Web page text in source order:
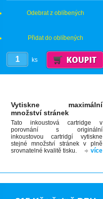
Odebrat z oblíbených
Přidat do oblíbených
ks
Vytiskne maximální
množství stránek
Tato inkoustová cartridge v
porovnání s originální
inkoustovou cartridgí vytiskne
stejné množství stránek v plně
srovnatelné kvalitě tisku.
více